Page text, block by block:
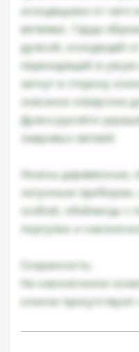
исходящими от него
ветвями. Гарда
дужкой, исходящей
переходящей в
загнут в сторону
сквозное отверстие
Дужка рукояти
лавровых ветвей.
Ножны деревянные,
латунным прибором,
скобой, обоймицы с
портупеи и
Сохранность:
На наконечнике
клинке присутствуют